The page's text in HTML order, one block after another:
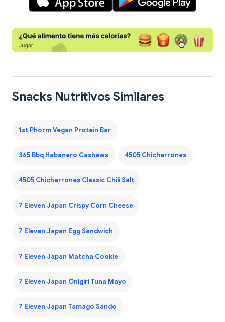
Snacks Nutritivos Similares
1st Phorm Vegan Protein Bar
365 Bbq Habanero Cashews 4505 Chicharrones
4505 Chicharrones Classic Chili Salt
7 Eleven Japan Crispy Corn Cheese
7 Eleven Japan Egg Sandwich
7 Eleven Japan Matcha Cookie
7 Eleven Japan Onigiri Tuna Mayo
7 Eleven Japan Tamago Sando